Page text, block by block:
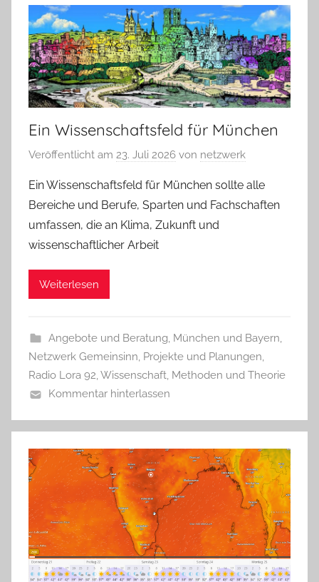
Ein Wissenschaftsfeld für München
Veröffentlicht am 23. Juli 2026 von netzwerk
Ein Wissenschaftsfeld für München sollte alle
Bereiche und Berufe, Sparten und Fachschaften
umfassen, die an Klima, Zukunft und
wissenschaftlicher Arbeit
Weiterlesen
Angebote und Beratung, München und Bayern,
Netzwerk Gemeinsinn, Projekte und Planungen,
Radio Lora 92,Wissenschaft, Methoden und Theorie
Kommentar hinterlassen